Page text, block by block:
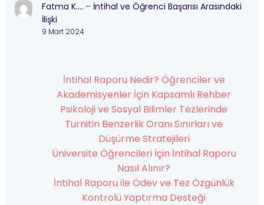
Fatma K…. – İntihal ve Öğrenci Başarısı Arasındaki
İlişki
9 Mart 2024
İntihal Raporu Nedir? Öğrenciler ve
Akademisyenler İçin Kapsamlı Rehber
Psikoloji ve Sosyal Bilimler Tezlerinde
Turnitin Benzerlik Oranı Sınırları ve
Düşürme Stratejileri
Üniversite Öğrencileri İçin İntihal Raporu
Nasıl Alınır?
İntihal Raporu ile Ödev ve Tez Özgünlük
Kontrolü Yaptırma Desteği